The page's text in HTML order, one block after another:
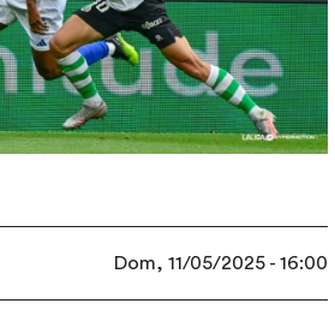
Dom, 11/05/2025 - 16:00